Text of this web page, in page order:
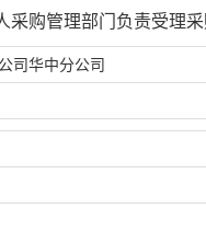
购管理部门负责受理采
司华中分公司